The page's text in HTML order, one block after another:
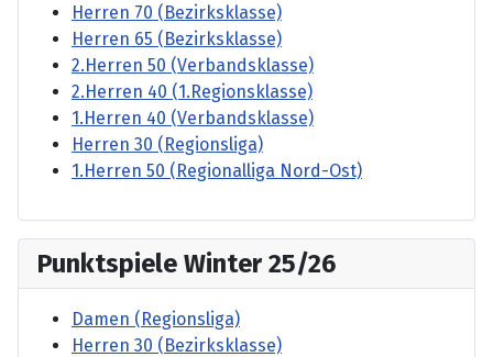
Herren 70 (Bezirksklasse)
Herren 65 (Bezirksklasse)
2.Herren 50 (Verbandsklasse)
2.Herren 40 (1.Regionsklasse)
1.Herren 40 (Verbandsklasse)
Herren 30 (Regionsliga)
1.Herren 50 (Regionalliga Nord-Ost)
Punktspiele Winter 25/26
Damen (Regionsliga)
Herren 30 (Bezirksklasse)